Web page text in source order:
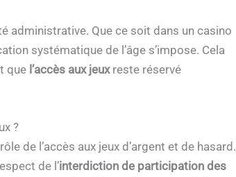
administrative. Que ce soit dans un casino
systématique de l’âge s’impose. Cela
que l’accès aux jeuxreste réservé
?
de l’accès aux jeux d’argent et de hasard.
de l’interdiction de participation des